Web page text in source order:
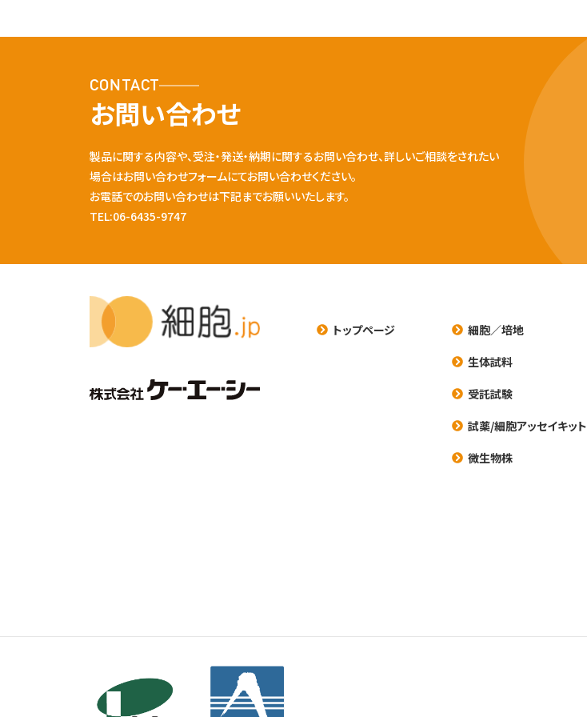
CONTACT
お問い合わせ
製品に関する内容や、受注・発送・納期に関するお問い合わせ、詳しいご相談をされたい
場合はお問い合わせフォームにてお問い合わせください。
お電話でのお問い合わせは下記までお願いいたします。
TEL:06-6435-9747
トップページ
細胞／培地
生体試料
受託試験
試薬/細胞アッセイキット
微生物株